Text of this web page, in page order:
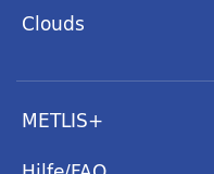
Clouds
METLIS+